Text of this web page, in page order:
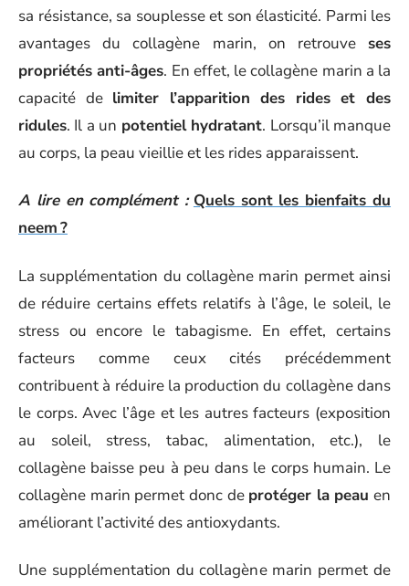
sa résistance, sa souplesse et son élasticité. Parmi les
avantages du collagène marin, on retrouve ses
propriétés anti-âges. En effet, le collagène marin a la
capacité de limiter l’apparition des rides et des
ridules. Il a un potentiel hydratant. Lorsqu’il manque
au corps, la peau vieillie et les rides apparaissent.
A lire en complément : Quels sont les bienfaits du
neem ?
La supplémentation du collagène marin permet ainsi
de réduire certains effets relatifs à l’âge, le soleil, le
stress ou encore le tabagisme. En effet, certains
facteurs comme ceux cités précédemment
contribuent à réduire la production du collagène dans
le corps. Avec l’âge et les autres facteurs (exposition
au soleil, stress, tabac, alimentation, etc.), le
collagène baisse peu à peu dans le corps humain. Le
collagène marin permet donc de protéger la peau en
améliorant l’activité des antioxydants.
Une supplémentation du collagène marin permet de